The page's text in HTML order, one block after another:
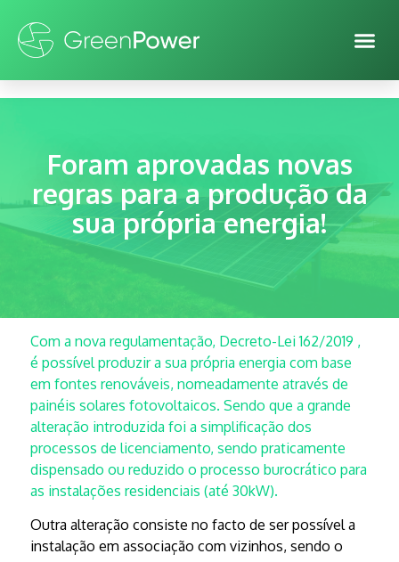
Foram aprovadas novas
regras para a produção da
sua própria energia!
Com a nova regulamentação, Decreto-Lei 162/2019 ,
é possível produzir a sua própria energia com base
em fontes renováveis, nomeadamente através de
painéis solares fotovoltaicos. Sendo que a grande
alteração introduzida foi a simplificação dos
processos de licenciamento, sendo praticamente
dispensado ou reduzido o processo burocrático para
as instalações residenciais (até 30kW).
Outra alteração consiste no facto de ser possível a
instalação em associação com vizinhos, sendo o